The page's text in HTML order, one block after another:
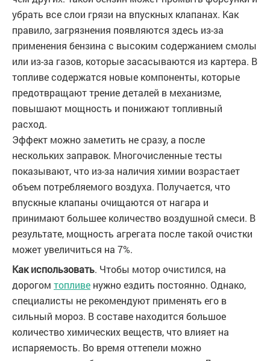
убрать все слои грязи на впускных клапанах. Как
правило, загрязнения появляются здесь из-за
применения бензина с высоким содержанием смолы
или из-за газов, которые засасываются из картера. В
топливе содержатся новые компоненты, которые
предотвращают трение деталей в механизме,
повышают мощность и понижают топливный
расход.
Эффект можно заметить не сразу, а после
нескольких заправок. Многочисленные тесты
показывают, что из-за наличия химии возрастает
объем потребляемого воздуха. Получается, что
впускные клапаны очищаются от нагара и
принимают большее количество воздушной смеси. В
результате, мощность агрегата после такой очистки
может увеличиться на 7%.
Как использовать. Чтобы мотор очистился, на
дорогом топливе нужно ездить постоянно. Однако,
специалисты не рекомендуют применять его в
сильный мороз. В составе находится большое
количество химических веществ, что влияет на
испаряемость. Во время оттепели можно